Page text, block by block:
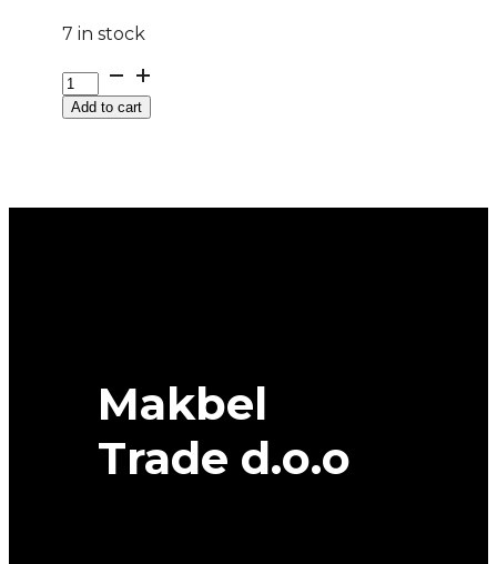
7 in stock
DOT225/60
R
18Add to cart
Makbel
Trade d.o.o